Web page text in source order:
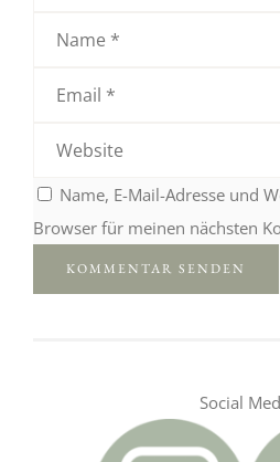
Name, E-Mail-Adresse und
Browser für meinen nächsten
Social